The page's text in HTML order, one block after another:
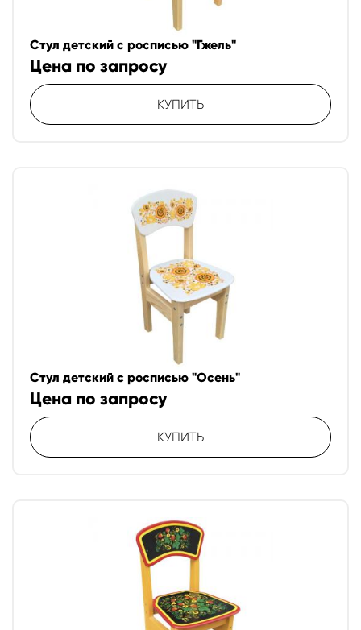
Стул детский с росписью "Гжель"
Цена по запросу
КУПИТЬ
Стул детский с росписью "Осень"
Цена по запросу
КУПИТЬ